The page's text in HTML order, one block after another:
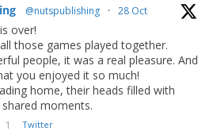
@nutspublishing · 28 Oct
over!
those games played together.
people, it was a real pleasure. And
you enjoyed it so much!
home, their heads filled with
moments.
1 Twitter